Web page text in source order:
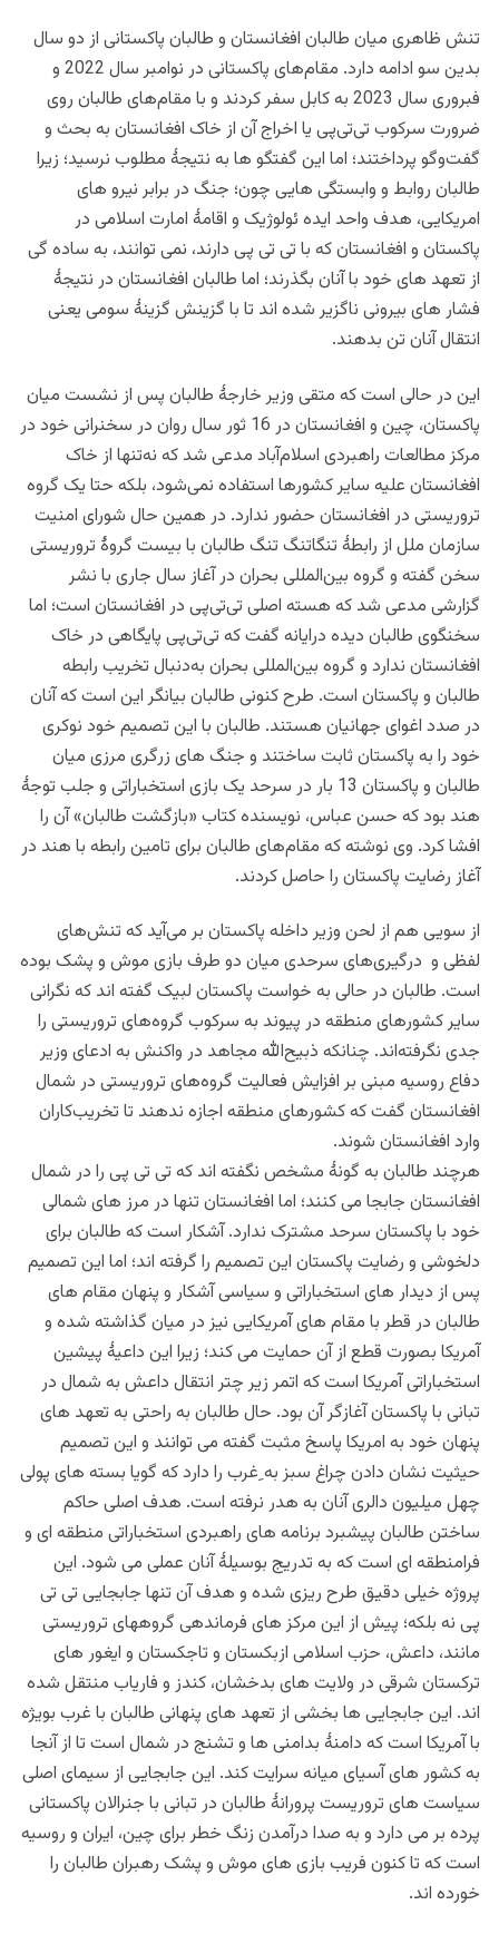
تنش ظاهری میان طالبان افغانستان و طالبان پاکستانی از دو سال
بدین سو ادامه دارد. مقام‌های پاکستانی در نوامبر سال 2022 و
فبروری سال 2023 به کابل سفر کردند و با مقام‌های طالبان روی
ضرورت سرکوب تی‌تی‌پی یا اخراج آن از خاک افغانستان به بحث و
گفت‌وگو پرداختند؛ اما این گفتگو ها به نتیجۀ مطلوب نرسید؛ زیرا
طالبان روابط و وابستگی هایی چون؛ جنگ در برابر نیرو های
امریکایی، هدف واحد ایده ئولوژیک و اقامۀ امارت اسلامی در
پاکستان و افغانستان که با تی تی پی دارند، نمی توانند، به ساده گی
از تعهد های خود با آنان بگذرند؛ اما طالبان افغانستان در نتیجۀ
فشار های بیرونی ناگزیر شده اند تا با گزینش گزینۀ سومی یعنی
انتقال آنان تن بدهند.
این در حالی است که متقی وزیر خارجۀ طالبان پس از نشست میان
پاکستان، چین و افغانستان در 16 ثور سال روان در سخنرانی خود در
مرکز مطالعات راهبردی اسلام‌آباد مدعی شد که نه‌تنها از خاک
افغانستان علیه سایر کشورها استفاده نمی‌شود، بلکه حتا یک گروه
تروریستی در افغانستان حضور ندارد. در همین حال شورای امنیت
سازمان ملل از رابطۀ تنگاتنگ تنگ طالبان با بیست گروۀ تروریستی
سخن گفته و گروه بین‌المللی بحران در آغاز سال جاری با نشر
گزارشی مدعی شد که هسته اصلی تی‌تی‌پی در افغانستان است؛ اما
سخنگوی طالبان دیده درایانه گفت که تی‌تی‌پی پایگاهی در خاک
افغانستان ندارد و گروه بین‌المللی بحران به‌دنبال تخریب رابطه
طالبان و پاکستان است. طرح کنونی طالبان بیانگر این است که آنان
در صدد اغوای جهانیان هستند. طالبان با این تصمیم خود نوکری
خود را به پاکستان ثابت ساختند و جنگ های زرگری مرزی میان
طالبان و پاکستان 13 بار در سرحد یک بازی استخباراتی و جلب توجۀ
هند بود که حسن‌ عباس، نویسنده کتاب «بازگشت طالبان» آن را
افشا کرد. وی نوشته که مقام‌های طالبان برای تامین رابطه با هند در
آغاز رضایت پاکستان را حاصل کردند.
از سویی هم از لحن وزیر داخله پاکستان بر می‌آید که تنش‌های
لفظی و درگیری‌های سرحدی میان دو طرف بازی موش و پشک بوده
است. طالبان در حالی به خواست پاکستان لبیک گفته اند که نگرانی
سایر کشورهای منطقه در پیوند به سرکوب گروه‌های تروریستی را
جدی نگرفته‌اند. چنانکه ذبیح‌الله مجاهد در واکنش به ادعای وزیر
دفاع روسیه مبنی بر افزایش فعالیت‌ گروه‌های تروریستی در شمال
افغانستان گفت که کشورهای منطقه اجازه ندهند تا تخریب‌کاران
وارد افغانستان شوند.
هرچند طالبان به گونۀ مشخص نگفته اند که تی تی پی را در شمال
افغانستان جابجا می کنند؛ اما افغانستان تنها در مرز های شمالی
خود با پاکستان سرحد مشترک ندارد. آشکار است که طالبان برای
دلخوشی و رضایت پاکستان این تصمیم را گرفته اند؛ اما این تصمیم
پس از دیدار های استخباراتی و سیاسی آشکار و پنهان مقام های
طالبان در قطر با مقام های آمریکایی نیز در میان گذاشته شده و
آمریکا بصورت قطع از آن حمایت می کند؛ زیرا این داعیۀ پیشین
استخباراتی آمریکا است که اتمر زیر چتر انتقال داعش به شمال در
تبانی با پاکستان آغازگر آن بود. حال طالبان به راحتی به تعهد های
پنهان خود به امریکا پاسخ مثبت گفته می توانند و این تصمیم
حیثیت نشان دادن چراغ سبز به ِغرب را دارد که گویا بسته های پولی
چهل میلیون دالری آنان به هدر نرفته است. هدف اصلی حاکم
ساختن طالبان پیشبرد برنامه های راهبردی استخباراتی منطقه ای و
فرامنطقه ای است که به تدریج بوسیلۀ آنان عملی می شود. این
پروژه خیلی دقیق طرح ریزی شده و هدف آن تنها جابجایی تی تی
پی نه بلکه؛ پیش از این مرکز های فرماندهی گروههای تروریستی
مانند، داعش، حزب اسلامی ازبکستان و تاجکستان و ایغور های
ترکستان شرقی در ولایت های بدخشان، کندز و فاریاب منتقل شده
اند. این جابجایی ها بخشی از تعهد های پنهانی طالبان با غرب بویژه
با آمریکا است که دامنۀ بدامنی ها و تشنج در شمال است تا از آنجا
به کشور های آسیای میانه سرایت کند. این جابجایی از سیمای اصلی
سیاست های تروریست پرورانۀ طالبان در تبانی با جنرالان پاکستانی
پرده بر می دارد و به صدا درآمدن زنگ خطر برای چین، ایران و روسیه
است که تا کنون فریب بازی های موش و پشک رهبران طالبان را
خورده اند.